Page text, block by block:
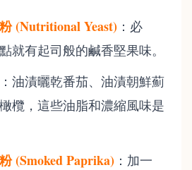
(Nutritional Yeast) ：必
就有起司般的鹹香堅果味。
：油漬曬乾番茄、油漬朝鮮薊
欖，這些油脂和濃縮風味是
(Smoked Paprika) ：加一